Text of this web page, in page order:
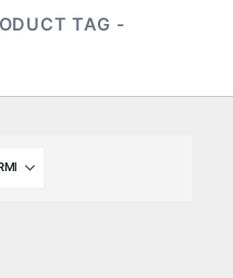
TAG -